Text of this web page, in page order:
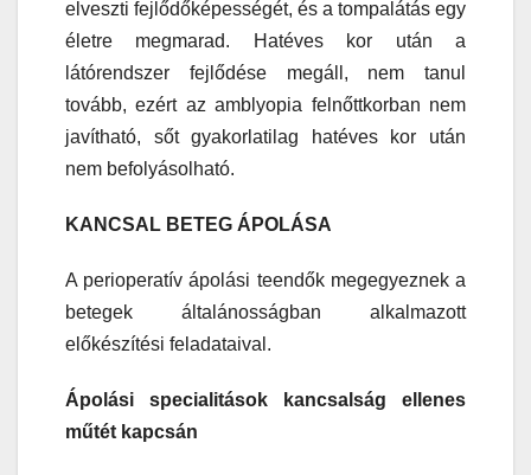
elveszti fejlődőképességét, és a tompalátás egy
életre megmarad. Hatéves kor után a
látórendszer fejlődése megáll, nem tanul
tovább, ezért az amblyopia felnőttkorban nem
javítható, sőt gyakorlatilag hatéves kor után
nem befolyásolható.
KANCSAL BETEG ÁPOLÁSA
A perioperatív ápolási teendők megegyeznek a
betegek általánosságban alkalmazott
előkészítési feladataival.
Ápolási specialitások kancsalság ellenes
műtét kapcsán